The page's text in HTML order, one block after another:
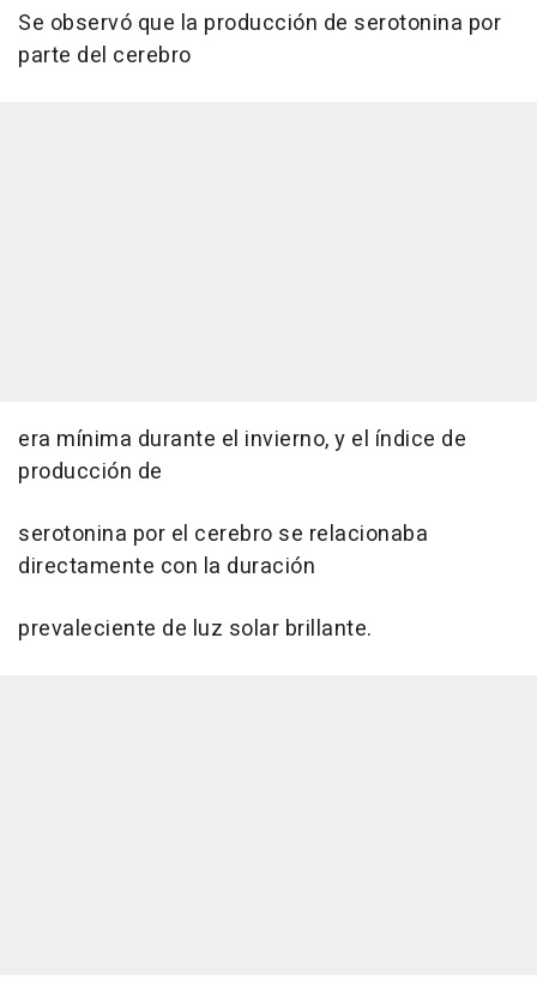
Se observó que la producción de serotonina por
parte del cerebro
era mínima durante el invierno, y el índice de
producción de
serotonina por el cerebro se relacionaba
directamente con la duración
prevaleciente de luz solar brillante.